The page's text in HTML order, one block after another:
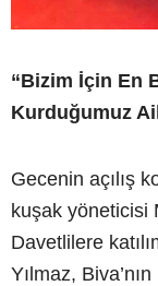
“Bizim İçin En
Kurduğumuz
Gecenin açılış
kuşak yöneticisi
Davetlilere
Yılmaz,